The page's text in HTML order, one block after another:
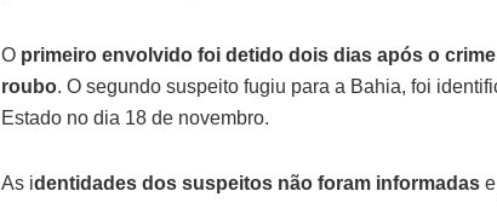
O primeiro envolvido foi detido dois dias após o
roubo. O segundo suspeito fugiu para a Bahia, foi
Estado no dia 18 de novembro.
As identidades dos suspeitos não foram informadas